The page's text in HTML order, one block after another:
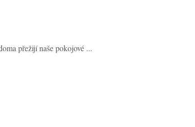
přežijí naše pokojové ...